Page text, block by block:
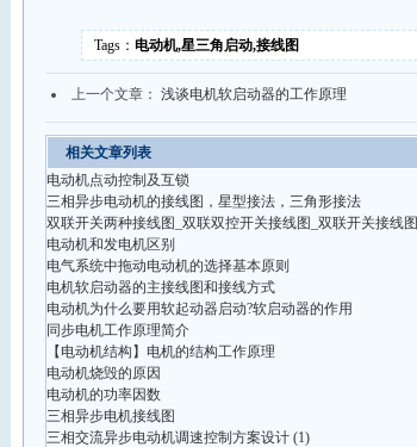
Tags： 电动机,星三角启动,接线图
上一个文章： 浅谈电机软启动器的工作原理
相关文章列表
电动机点动控制及互锁
三相异步电动机的接线图，星型接法，三角形接法
双联开关两种接线图_双联双控开关接线图_双联开关接线图
电动机和发电机区别
电气系统中拖动电动机的选择基本原则
电机软启动器的主接线图和接线方式
电动机为什么要用软起动器启动?软启动器的作用
同步电机工作原理简介
【电动机结构】电机的结构工作原理
电动机烧毁的原因
电动机的功率因数
三相异步电机接线图
三相交流异步电动机调速控制方案设计 (1)